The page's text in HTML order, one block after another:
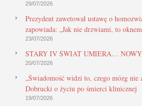
29/07/2026
Prezydent zawetował ustawę o
zapowiada: „Jak nie drzwiami, to
23/07/2026
STARY IV ŚWIAT UMIERA…
20/07/2026
„Świadomość widzi to, czego mózg nie
Dobrucki o życiu po śmierci klinicznej
19/07/2026